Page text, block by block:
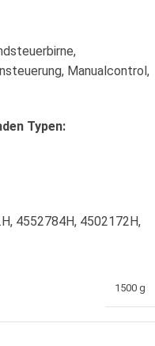
Manualcontrol,
Typen:
4552784H, 4502172H,
1500 g